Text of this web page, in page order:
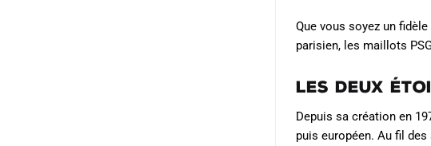
Que vous soyez un
parisien, les maillots
Les deux
Depuis sa création en
puis européen. Au fil